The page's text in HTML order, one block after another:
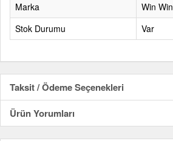
Marka
Win Win
Stok Durumu
Var
Taksit / Ödeme Seçenekleri
Ürün Yorumları